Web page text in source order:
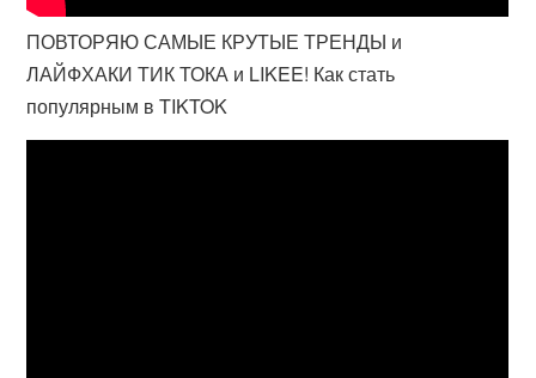
ПОВТОРЯЮ САМЫЕ КРУТЫЕ ТРЕНДЫ и
ЛАЙФХАКИ ТИК ТОКА и LIKEE! Как стать
популярным в TIKTOK